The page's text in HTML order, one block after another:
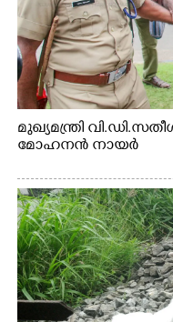
മുഖ്യമന്ത്രി
മോഹനൻ നായർ